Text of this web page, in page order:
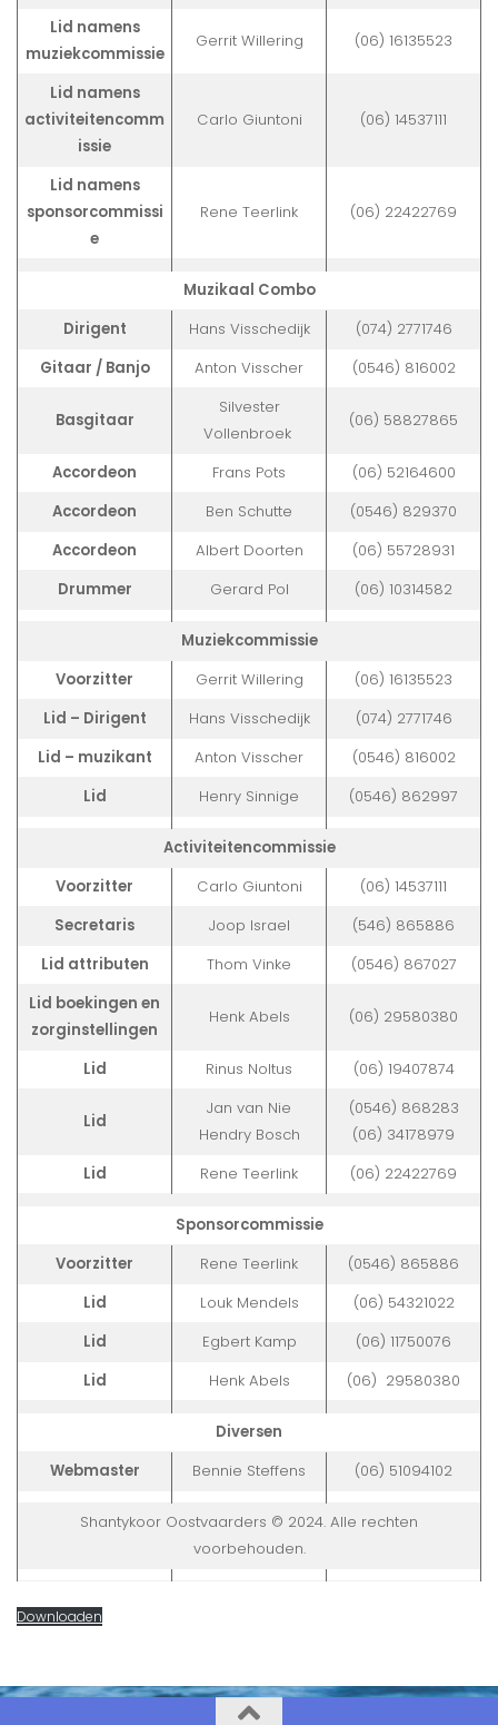
Lid namens
muziekcommissie
Gerrit Willering (06) 16135523
Lid namens
activiteitencomm
issie
Carlo Giuntoni (06) 14537111
Lid namens
sponsorcommissi
e
Rene Teerlink (06) 22422769
Muzikaal Combo
Dirigent
Hans Visschedijk
(074) 2771746
Gitaar / Banjo
Anton Visscher (0546) 816002
Basgitaar
Silvester
Vollenbroek
(06) 58827865
Accordeon Frans Pots
(06) 52164600
Accordeon
Ben Schutte
(0546) 829370
Accordeon
Albert Doorten
(06) 55728931
Drummer
Gerard Pol (06) 10314582
Muziekcommissie
Voorzitter
Gerrit Willering
(06) 16135523
Lid – Dirigent
Hans Visschedijk
(074) 2771746
Lid – muzikant
Anton Visscher
(0546) 816002
Lid
Henry Sinnige (0546) 862997
Activiteitencommissie
Voorzitter
Carlo Giuntoni
(06) 14537111
Secretaris
Joop Israel
(546) 865886
Lid attributen
Thom Vinke
(0546) 867027
Lid boekingen en
zorginstellingen
Henk Abels (06) 29580380
Lid Rinus Noltus (06) 19407874
Lid
Jan van Nie
Hendry Bosch
(0546) 868283
(06) 34178979
Lid
Rene Teerlink (06) 22422769
Sponsorcommissie
Voorzitter
Rene Teerlink
(0546) 865886
Lid
Louk Mendels
(06) 54321022
Lid
Egbert Kamp
(06) 11750076
Lid
Henk Abels (06) 29580380
Diversen
Webmaster
Bennie Steffens (06) 51094102
Shantykoor Oostvaarders © 2024. Alle rechten
voorbehouden.
Downloaden